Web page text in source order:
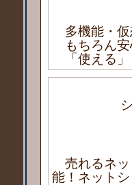
多機能・仮
もちろん安
「使える」
売れるネッ
能！ネット